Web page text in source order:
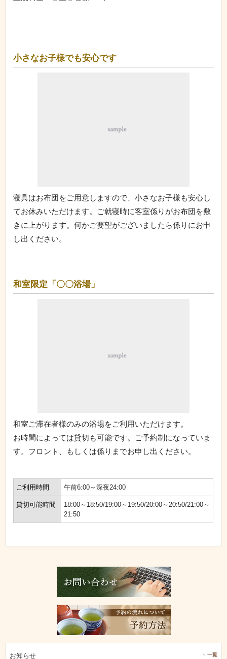
小さなお子様でも安心です
寝具はお布団をご用意しますので、小さなお子様も安心し
てお休みいただけます。ご就寝時に客室係りがお布団を敷
きに上がります。何かご要望がございましたら係りにお申
し出ください。
和室限定「〇〇浴場」
和室ご滞在者様のみの浴場をご利用いただけます。
お時間によっては貸切も可能です。ご予約制になっていま
す。フロント、もしくは係りまでお申し出ください。
ご利用時間 午前6:00～深夜24:00
貸切可能時間
18:00～18:50/19:00～19:50/20:00～20:50/21:00～
21:50
お知らせ 一覧